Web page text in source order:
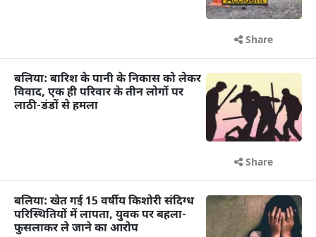
Share
बलिया: बारिश के पानी के निकास को लेकर
विवाद, एक ही परिवार के तीन लोगों पर
लाठी-डंडों से हमला
Share
बलिया: खेत गई 15 वर्षीय किशोरी संदिग्ध
परिस्थितियों में लापता, युवक पर बहला-
फुसलाकर ले जाने का आरोप